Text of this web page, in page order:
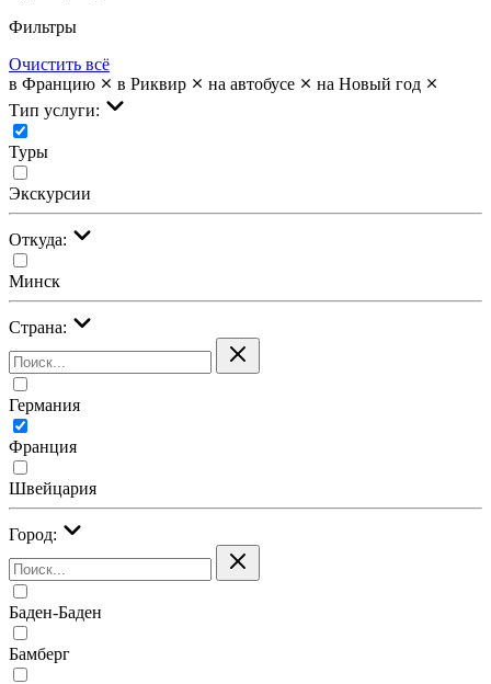
Фильтры
Очистить всё
в Францию
в Риквир на автобусе
на Новый год
Тип услуги:
Туры
Экскурсии
Откуда:
Минск
Страна:
Германия
Франция
Швейцария
Город:
Баден-Баден
Бамберг